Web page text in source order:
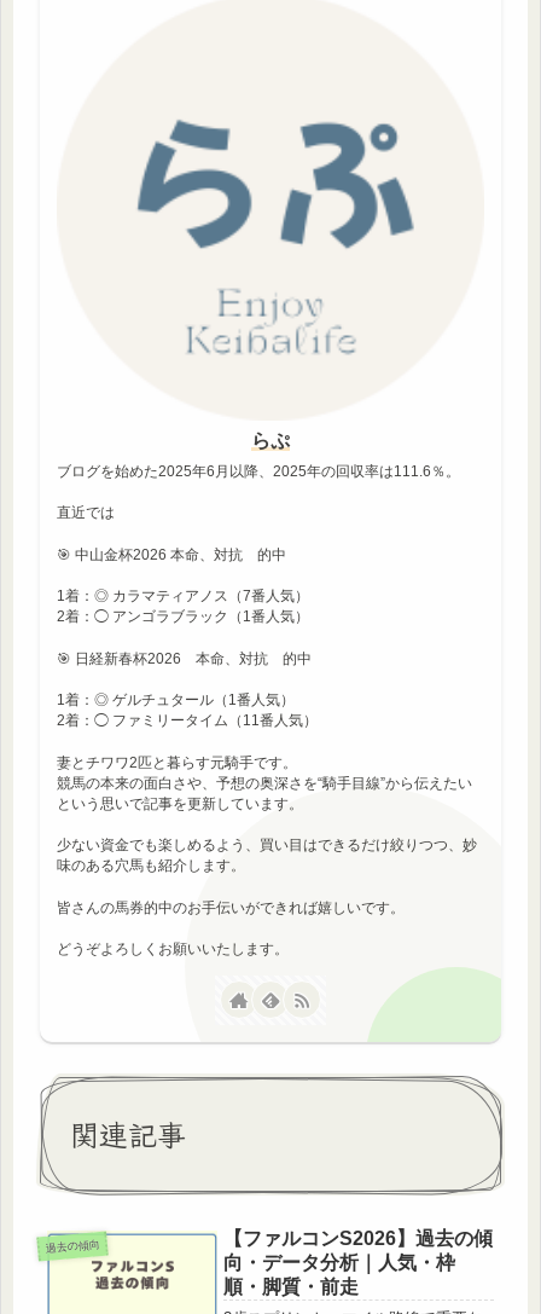
らぷ
ブログを始めた2025年6月以降、2025年の回収率は111.6％。
直近では
🎯 中山金杯2026 本命、対抗 的中
1着：◎ カラマティアノス（7番人気）
2着：◯ アンゴラブラック（1番人気）
🎯 日経新春杯2026 本命、対抗 的中
1着：◎ ゲルチュタール（1番人気）
2着：◯ ファミリータイム（11番人気）
妻とチワワ2匹と暮らす元騎手です。
競馬の本来の面白さや、予想の奥深さを“騎手目線”から伝えたい
という思いで記事を更新しています。
少ない資金でも楽しめるよう、買い目はできるだけ絞りつつ、妙
味のある穴馬も紹介します。
皆さんの馬券的中のお手伝いができれば嬉しいです。
どうぞよろしくお願いいたします。
関連記事
過去の傾向
【ファルコンS2026】過去の傾
向・データ分析｜人気・枠
順・脚質・前走